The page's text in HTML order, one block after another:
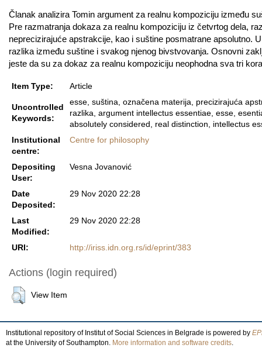
Članak analizira Tomin argument za realnu kompoziciju između
Pre razmatranja dokaza za realnu kompoziciju iz četvrtog dela,
neprecizirajuće apstrakcije, kao i suštine posmatrane apsolutno.
razlika između suštine i svakog njenog bivstvovanja. Osnovni
jeste da su za dokaz za realnu kompoziciju neophodna sva tri
Item Type: Article
Uncontrolled
Keywords:
esse, suština, označena materija, precizirajuća
razlika, argument intellectus essentiae, esse,
absolutely considered, real distinction, intellectus
Institutional
centre:
Centre for philosophy
Depositing
User:
Vesna Jovanović
Date
Deposited:
29 Nov 2020 22:28
Last
Modified:
29 Nov 2020 22:28
URI: http://iriss.idn.org.rs/id/eprint/383
Actions (login required)
View Item
Institutional repository of Institut of Social Sciences in Belgrade is powered by
at the University of Southampton. More information and software credits